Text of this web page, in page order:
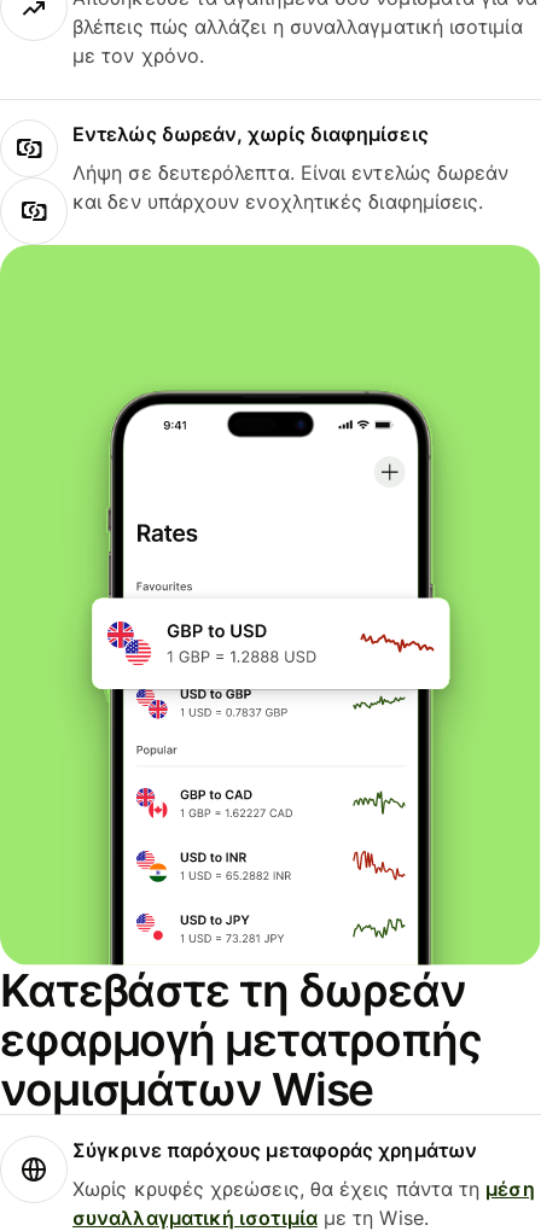
βλέπεις πώς αλλάζει η συναλλαγματική ισοτιμία
με τον χρόνο.
Εντελώς δωρεάν, χωρίς διαφημίσεις
Λήψη σε δευτερόλεπτα. Είναι εντελώς δωρεάν
και δεν υπάρχουν ενοχλητικές διαφημίσεις.
Κατεβάστε τη δωρεάν
εφαρμογή μετατροπής
νομισμάτων Wise
Σύγκρινε παρόχους μεταφοράς χρημάτων
Χωρίς κρυφές χρεώσεις, θα έχεις πάντα τη μέση
συναλλαγματική ισοτιμίαμε τη Wise.